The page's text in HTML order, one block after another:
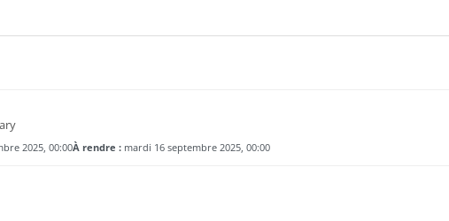
Devoir
2025, 00:00À rendre :mardi 16 septembre 2025, 00:00